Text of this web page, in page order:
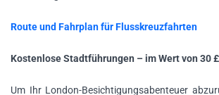
Route und Fahrplan für Flusskreuzfahrten
Kostenlose Stadtführungen – im Wert von 30 £
Um Ihr London-Besichtigungsabenteuer